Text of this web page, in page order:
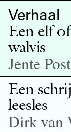
Verhaal
Een elf
walvis
Jente
Een
leesles
Dirk van